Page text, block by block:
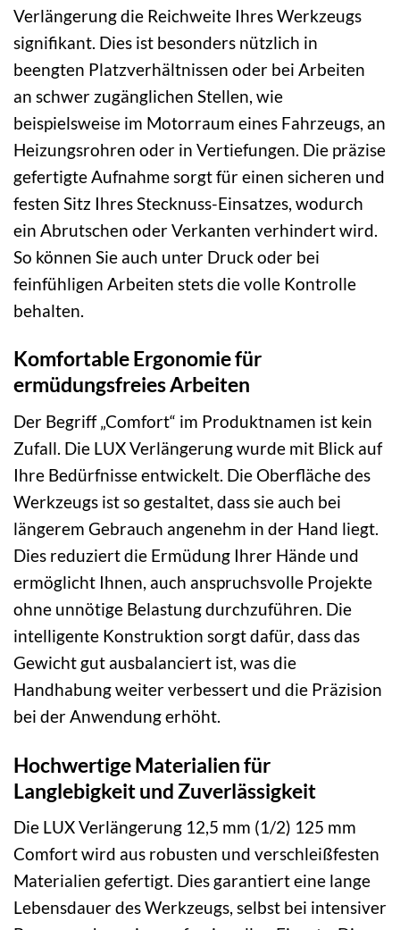
Verlängerung die Reichweite Ihres Werkzeugs
signifikant. Dies ist besonders nützlich in
beengten Platzverhältnissen oder bei Arbeiten
an schwer zugänglichen Stellen, wie
beispielsweise im Motorraum eines Fahrzeugs, an
Heizungsrohren oder in Vertiefungen. Die präzise
gefertigte Aufnahme sorgt für einen sicheren und
festen Sitz Ihres Stecknuss-Einsatzes, wodurch
ein Abrutschen oder Verkanten verhindert wird.
So können Sie auch unter Druck oder bei
feinfühligen Arbeiten stets die volle Kontrolle
behalten.
Komfortable Ergonomie für
ermüdungsfreies Arbeiten
Der Begriff „Comfort“ im Produktnamen ist kein
Zufall. Die LUX Verlängerung wurde mit Blick auf
Ihre Bedürfnisse entwickelt. Die Oberfläche des
Werkzeugs ist so gestaltet, dass sie auch bei
längerem Gebrauch angenehm in der Hand liegt.
Dies reduziert die Ermüdung Ihrer Hände und
ermöglicht Ihnen, auch anspruchsvolle Projekte
ohne unnötige Belastung durchzuführen. Die
intelligente Konstruktion sorgt dafür, dass das
Gewicht gut ausbalanciert ist, was die
Handhabung weiter verbessert und die Präzision
bei der Anwendung erhöht.
Hochwertige Materialien für
Langlebigkeit und Zuverlässigkeit
Die LUX Verlängerung 12,5 mm (1/2) 125 mm
Comfort wird aus robusten und verschleißfesten
Materialien gefertigt. Dies garantiert eine lange
Lebensdauer des Werkzeugs, selbst bei intensiver